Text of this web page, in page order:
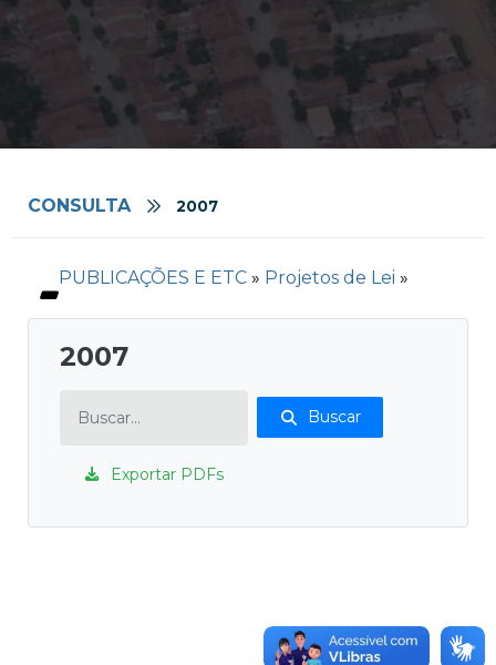
CONSULTA 2007
PUBLICAÇÕES E ETC » Projetos de Lei »
2007
Buscar
Exportar PDFs